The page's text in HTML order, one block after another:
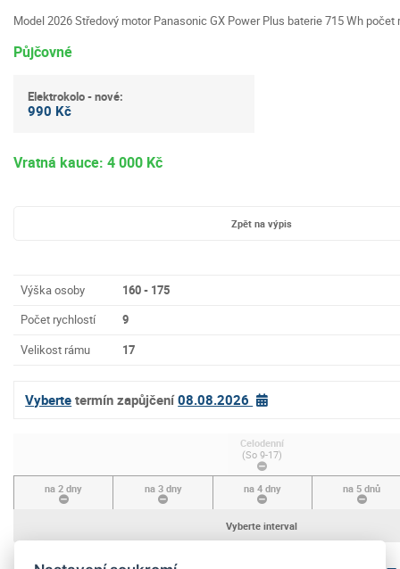
Model 2026 Středový motor Panasonic GX Power Plus baterie 715 Wh počet
Půjčovné
Elektrokolo - nové:
990 Kč
Vratná kauce: 4 000 Kč
Zpět na výpis
Výška osoby
160 - 175
Počet rychlostí
9
Velikost rámu
17
Vyberte termín zapůjčení08.08.2026
Celodenní
(So 9-17)
na 2 dny na 3 dny na 4 dny na 5 dnů
Vyberte interval